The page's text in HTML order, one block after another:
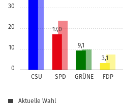
0
10
20
30
CSU SPD GRÜNE FDP
17,0
9,1
3,1
Aktuelle Wahl